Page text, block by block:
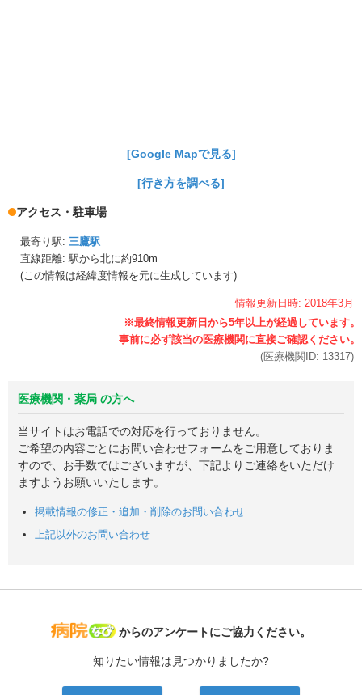
[Google Mapで見る]
[行き方を調べる]
アクセス・駐車場
最寄り駅: 三鷹駅
直線距離: 駅から北に約910m
(この情報は経緯度情報を元に生成しています)
情報更新日時: 2018年3月
(医療機関ID: 13317)
医療機関・薬局 の方へ
当サイトはお電話での対応を行っておりません。
ご希望の内容ごとにお問い合わせフォームをご用意しておりま
すので、お手数ではございますが、下記よりご連絡をいただけ
ますようお願いいたします。
掲載情報の修正・追加・削除のお問い合わせ
上記以外のお問い合わせ
病院なび
からのアンケートにご協力ください。
知りたい情報は見つかりましたか?